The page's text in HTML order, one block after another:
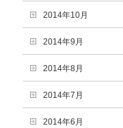
2014年10月
2014年9月
2014年8月
2014年7月
2014年6月